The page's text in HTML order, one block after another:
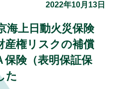
2022年10月13日
海上日動火災保険
産権リスクの補償
保険（表明保証保
た